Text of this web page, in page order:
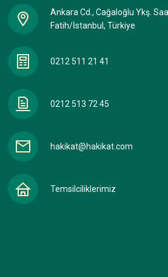
Ankara Cd., Cağaloğlu Ykş.
Fatih/İstanbul, Türkiye
0212 511 21 41
0212 513 72 45
hakikat@hakikat.com
Temsilciliklerimiz